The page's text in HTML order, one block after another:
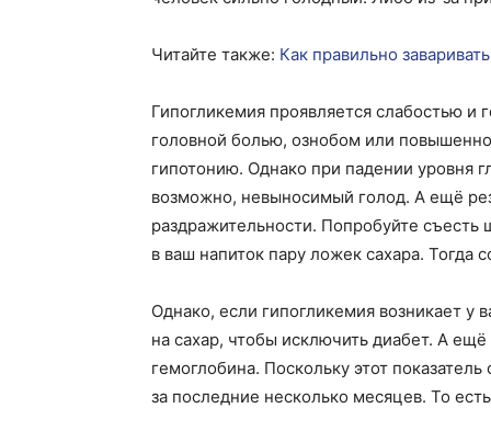
Читайте также: Как правильно
Гипогликемия проявляется слабостью
головной болью, ознобом или
гипотонию. Однако при падении уровня
возможно, невыносимый голод. А ещё
раздражительности. Попробуйте
в ваш напиток пару ложек сахара. Тогда
Однако, если гипогликемия возникает у
на сахар, чтобы исключить диабет. А
гемоглобина. Поскольку этот
за последние несколько месяцев. То